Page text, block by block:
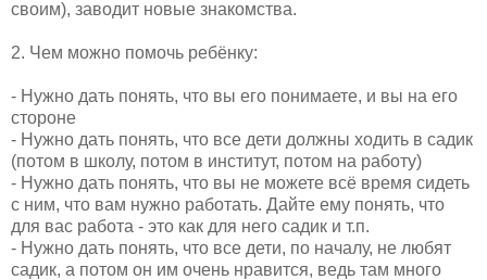
своим), заводит новые знакомства.
2. Чем можно помочь ребёнку:
- Нужно дать понять, что вы его понимаете, и вы на его
стороне
- Нужно дать понять, что все дети должны ходить в садик
(потом в школу, потом в институт, потом на работу)
- Нужно дать понять, что вы не можете всё время сидеть
с ним, что вам нужно работать. Дайте ему понять, что
для вас работа - это как для него садик и т.п.
- Нужно дать понять, что все дети, по началу, не любят
садик, а потом он им очень нравится, ведь там много